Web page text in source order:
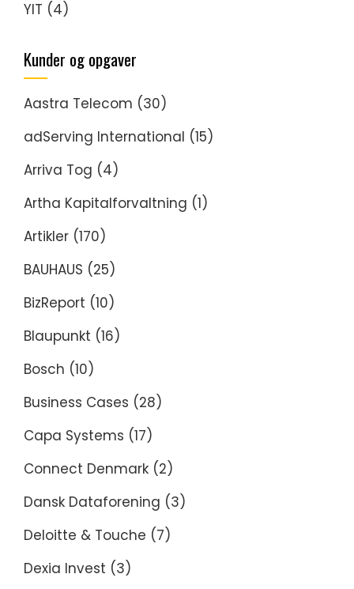
YIT (4)
Kunder og opgaver
Aastra Telecom (30)
adServing International (15)
Arriva Tog (4)
Artha Kapitalforvaltning (1)
Artikler (170)
BAUHAUS (25)
BizReport (10)
Blaupunkt (16)
Bosch (10)
Business Cases (28)
Capa Systems (17)
Connect Denmark (2)
Dansk Dataforening (3)
Deloitte & Touche (7)
Dexia Invest (3)